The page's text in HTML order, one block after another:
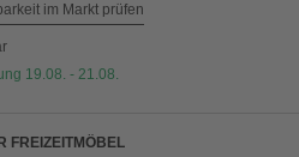
im Markt prüfen
19.08. - 21.08.
FREIZEITMÖBEL